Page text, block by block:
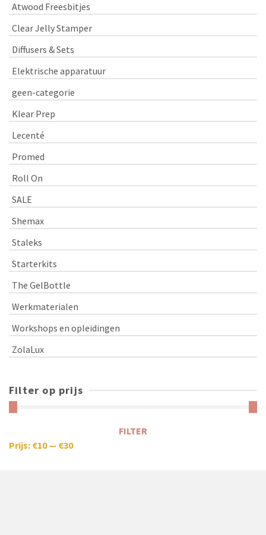
Atwood Freesbitjes
Clear Jelly Stamper
Diffusers & Sets
Elektrische apparatuur
geen-categorie
Klear Prep
Lecenté
Promed
Roll On
SALE
Shemax
Staleks
Starterkits
The GelBottle
Werkmaterialen
Workshops en opleidingen
ZolaLux
Filter op prijs
FILTER
Prijs: €10— €30